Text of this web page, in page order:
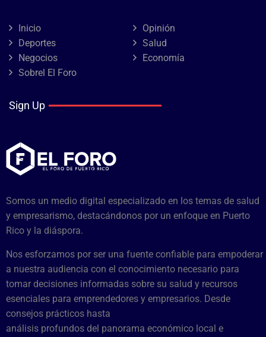
Inicio
Opinión
Deportes
Salud
Negocios
Economía
Sobrel El Foro
Sign Up
Somos un medio digital especializado en los temas de salud
y empresarismo, destacándonos por un enfoque en Puerto
Rico y la diáspora.
Nos esforzamos por ser una fuente confiable para empoderar
a nuestra audiencia con el conocimiento necesario para
tomar decisiones informadas sobre su salud y recursos
esenciales para emprendedores y empresarios. Desde
consejos prácticos hasta
análisis profundos del panorama económico local e